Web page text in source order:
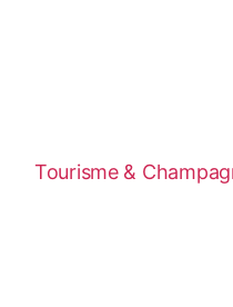
Tourisme &